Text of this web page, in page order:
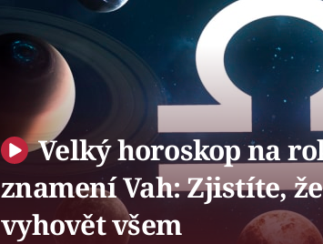
Velký horoskop na
znamení Vah: Zjistíte,
vyhovět všem